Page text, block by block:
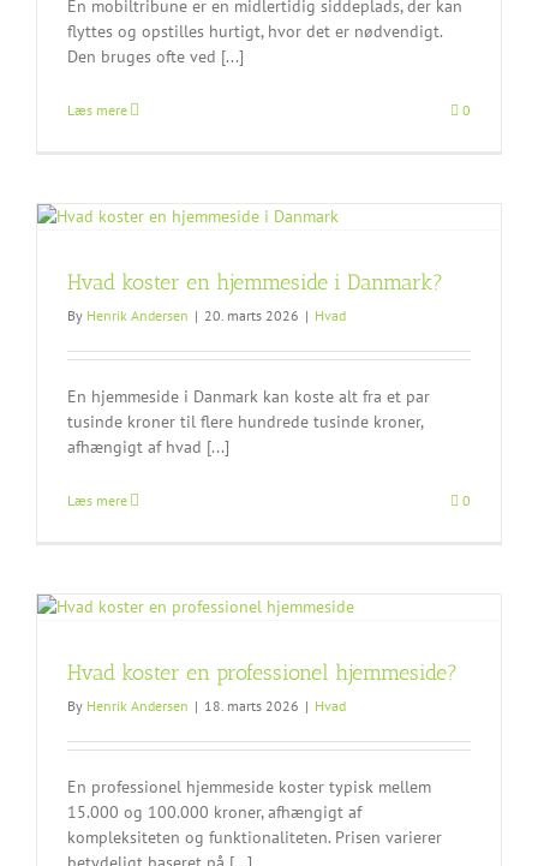
En mobiltribune er en midlertidig siddeplads, der kan
flyttes og opstilles hurtigt, hvor det er nødvendigt.
Den bruges ofte ved [...]
Læs mere 0
Hvad koster en hjemmeside i Danmark?
By Henrik Andersen | 20. marts 2026 | Hvad
En hjemmeside i Danmark kan koste alt fra et par
tusinde kroner til flere hundrede tusinde kroner,
afhængigt af hvad [...]
Læs mere 0
Hvad koster en professionel hjemmeside?
By Henrik Andersen | 18. marts 2026 | Hvad
En professionel hjemmeside koster typisk mellem
15.000 og 100.000 kroner, afhængigt af
kompleksiteten og funktionaliteten. Prisen varierer